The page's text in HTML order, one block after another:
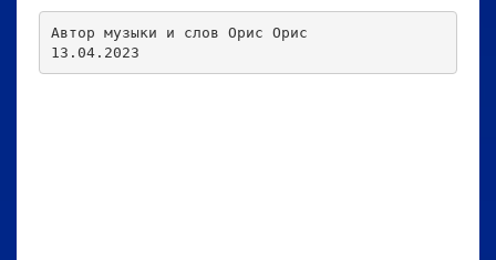
Н
И
Автор музыки и слов Орис Орис
13.04.2023